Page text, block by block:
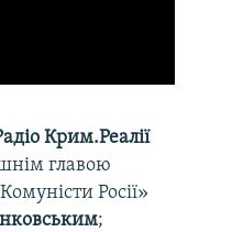
Крим.Реалії
главою
Росії»
;